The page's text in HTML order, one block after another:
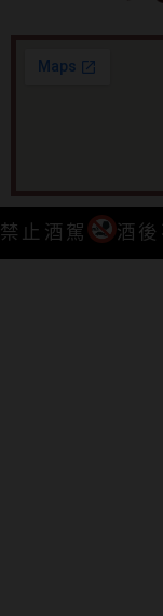
禁止酒駕 酒